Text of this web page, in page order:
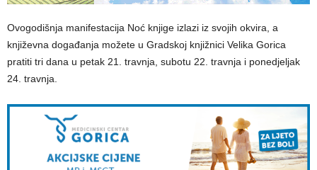
Ovogodišnja manifestacija Noć knjige izlazi iz svojih okvira, a
književna događanja možete u Gradskoj knjižnici Velika Gorica
pratiti tri dana u petak 21. travnja, subotu 22. travnja i ponedjeljak
24. travnja.